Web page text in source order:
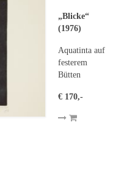
1945
„Blicke“
(1976)
Aquatinta auf
festerem
Bütten
€ 170,-